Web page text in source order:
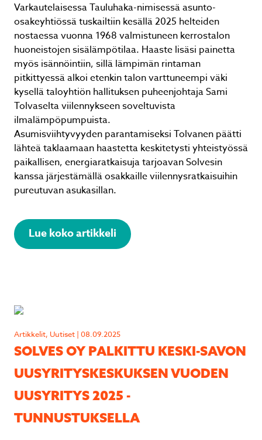
Varkautelaisessa Tauluhaka-nimisessä asunto-
osakeyhtiössä tuskailtiin kesällä 2025 helteiden
nostaessa vuonna 1968 valmistuneen kerrostalon
huoneistojen sisälämpötilaa. Haaste lisäsi painetta
myös isännöintiin, sillä lämpimän rintaman
pitkittyessä alkoi etenkin talon varttuneempi väki
kysellä taloyhtiön hallituksen puheenjohtaja Sami
Tolvaselta viilennykseen soveltuvista
ilmalämpöpumpuista.
Asumisviihtyvyyden parantamiseksi Tolvanen päätti
lähteä taklaamaan haastetta keskitetysti yhteistyössä
paikallisen, energiaratkaisuja tarjoavan Solvesin
kanssa järjestämällä osakkaille viilennysratkaisuihin
pureutuvan asukasillan.
Lue koko artikkeli
Artikkelit, Uutiset | 08.09.2025
SOLVES OY PALKITTU KESKI-SAVON
UUSYRITYSKESKUKSEN VUODEN
UUSYRITYS 2025 -
TUNNUSTUKSELLA